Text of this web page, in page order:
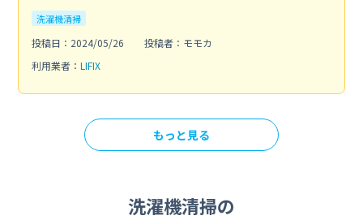
洗濯機清掃
投稿日：2024/05/26
投稿者：モモカ
利用業者： LIFIX
もっと見る
洗濯機清掃の